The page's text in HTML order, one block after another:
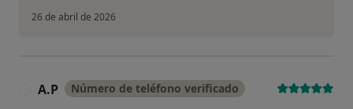
26 de abril de 2026
A.P Número de teléfono verificado